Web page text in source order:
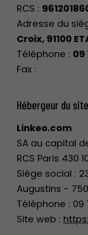
RCS :
Adresse du
Croix, 91100
Téléphone : 09
Fax :
Hébergeur du site
Linkeo.com
SA au capital
RCS Paris 430
Siège social :
Augustins -
Téléphone : 09
Site web :